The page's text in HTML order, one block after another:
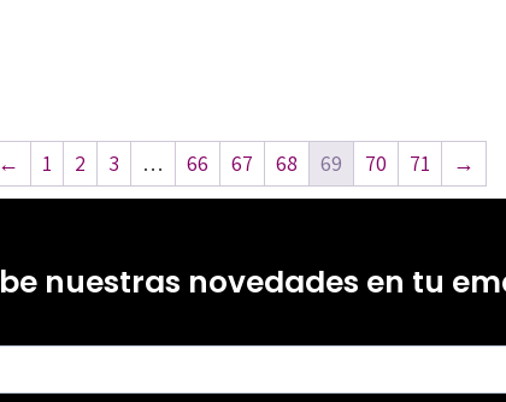
← 1 2 3 … 66 67 68 69 70 71 →
nuestras novedades en tu